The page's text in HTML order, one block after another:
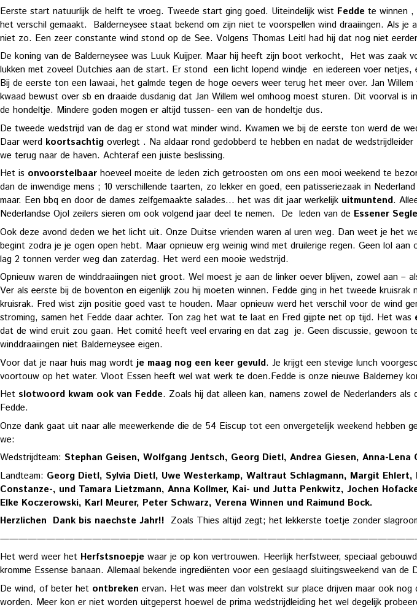
Eerste start natuurlijk de helft te vroeg. Tweede start ging goed. Uiteindelijk wist Fedde te winnen ,
het verschil gemaakt. Balderneysee staat bekend om zijn niet te voorspellen wind draaiingen. Als
niet zo. Een zeer constante wind stond op de See. Volgens Thomas Leitl had hij dat nog niet
De koning van de Balderneysee was Luuk Kuijper. Maar hij heeft zijn boot verkocht, Het was zaak
lukken met zoveel Dutchies aan de start. Er stond een licht lopend windje en iedereen voer
Bij de eerste ton een lawaai, het galmde tegen de hoge oevers weer terug het meer over. Jan
kwaad bewust over sb en draaide dusdanig dat Jan Willem wel omhoog moest sturen. Dit voorval is
de hondeltje. Mindere goden mogen er altijd tussen- een van de hondeltje dus.
De tweede wedstrijd van de dag er stond wat minder wind. Kwamen we bij de eerste ton werd de
Daar werd koortsachtig overlegt . Na aldaar rond gedobberd te hebben en nadat de
we terug naar de haven. Achteraf een juiste beslissing.
Het is onvoorstelbaar hoeveel moeite de leden zich getroosten om ons een mooi weekend te
dan de inwendige mens ; 10 verschillende taarten, zo lekker en goed, een patisseriezaak in
maar. Een bbq en door de dames zelfgemaakte salades… het was dit jaar werkelijk uitmuntend.
Nederlandse Ojol zeilers sieren om ook volgend jaar deel te nemen. De leden van de Essener
Ook deze avond deden we het licht uit. Onze Duitse vrienden waren al uren weg. Dan weet je het
begint zodra je je ogen open hebt. Maar opnieuw erg weinig wind met druilerige regen. Geen lol
lag 2 tonnen verder weg dan zaterdag. Het werd een mooie wedstrijd.
Opnieuw waren de winddraaiingen niet groot. Wel moest je aan de linker oever blijven, zowel aan
Ver als eerste bij de boventon en eigenlijk zou hij moeten winnen. Fedde ging in het tweede
kruisrak. Fred wist zijn positie goed vast te houden. Maar opnieuw werd het verschil voor de wind
stroming, samen het Fedde daar achter. Ton zag het wat te laat en Fred gijpte net op tijd. Het was
dat de wind eruit zou gaan. Het comité heeft veel ervaring en dat zag je. Geen discussie, gewoon
winddraaiingen niet Balderneysee eigen.
Voor dat je naar huis mag wordt je maag nog een keer gevuld. Je krijgt een stevige lunch
voortouw op het water. Vloot Essen heeft wel wat werk te doen.Fedde is onze nieuwe Balderney
Het slotwoord kwam ook van Fedde. Zoals hij dat alleen kan, namens zowel de Nederlanders
Fedde.
Onze dank gaat uit naar alle meewerkende die de 54 Eiscup tot een onvergetelijk weekend
we:
Wedstrijdteam: Stephan Geisen, Wolfgang Jentsch, Georg Dietl, Andrea Giesen, Anna-Lena
Landteam: Georg Dietl, Sylvia Dietl, Uwe Westerkamp, Waltraut Schlagmann, Margit
Constanze-, und Tamara Lietzmann, Anna Kollmer, Kai- und Jutta Penkwitz, Jochen
Elke Koczerowski, Karl Meurer, Peter Schwarz, Verena Winnen und Raimund Bock.
Herzlichen Dank bis naechste Jahr!! Zoals Thies altijd zegt; het lekkerste toetje zonder
Het werd weer het Herfstsnoepje waar je op kon vertrouwen. Heerlijk herfstweer, speciaal
kromme Essense banaan. Allemaal bekende ingrediënten voor een geslaagd sluitingsweekend van
De wind, of beter het ontbreken ervan. Het was meer dan volstrekt sur place drijven maar ook
worden. Meer kon er niet worden uitgeperst hoewel de prima wedstrijdleiding het wel degelijk